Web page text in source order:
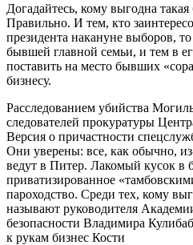
Догадайтесь, кому выгодна такая
Правильно. И тем, кто
президента накануне выборов,
бывшей главной семьи, и тем в
поставить на место бывших
бизнесу.
Расследованием убийства
следователей прокуратуры
Версия о причастности
Они уверены: все, как обычно,
ведут в Питер. Лакомый кусок в
приватизированное
пароходство. Среди тех, кому
называют руководителя
безопасности Владимира
к рукам бизнес Кости